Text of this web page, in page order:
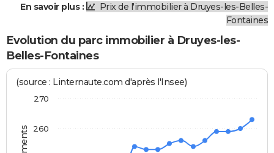
En savoir plus :
Prix de l'immobilier à Druyes-les-Belles-
Fontaines
Evolution du parc immobilier à Druyes-les-
Belles-Fontaines
(source : Linternaute.com d'après l'Insee)
260
270